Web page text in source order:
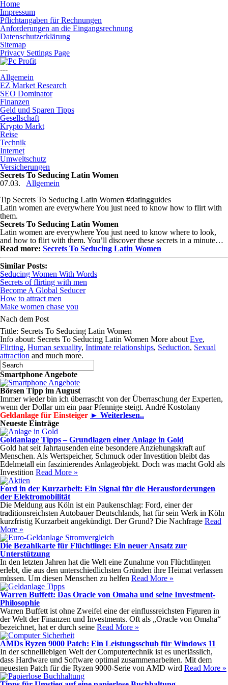
Home
Impressum
Pflichtangaben für Rechnungen
Anforderungen an die Eingangsrechnung
Datenschutzerklärung
Sitemap
Privacy Settings Page
---
Allgemein
EZ Market Research
SEO Dominator
Finanzen
Geld und Sparen Tipps
Gesellschaft
Krypto Markt
Reise
Technik
Internet
Umweltschutz
Versicherungen
Secrets To Seducing Latin Women
07.03.
Allgemein
Tip Secrets To Seducing Latin Women #datingguides
Latin women are everywhere You just need to know how to flirt with
them.
Secrets To Seducing Latin Women
Latin women are everywhere You just need to know where to look,
and how to flirt with them. You’ll discover these secrets in a minute…
Read more: Secrets To Seducing Latin Women
Similar Posts:
Seducing Women With Words
Secrets of flirting with men
Become A Global Seducer
How to attract men
Make women chase you
Nach dem Post
Tittle: Secrets To Seducing Latin Women
Info about: Secrets To Seducing Latin Women More about Eve,
Flirting, Human sexuality, Intimate relationships, Seduction, Sexual
attraction and much more.
Smartphone Angebote
Börsen Tipp im August
Immer wieder bin ich überrascht von der Überraschung der Experten,
wenn der Dollar um ein paar Pfennige steigt. André Kostolany
Geldanlage für Einsteiger ► Weiterlesen..
Neueste Einträge
Goldanlage Tipps – Grundlagen einer Anlage in Gold
Gold hat seit Jahrtausenden eine besondere Anziehungskraft auf
Menschen. Als Wertspeicher, Schmuck oder Investition bleibt das
Edelmetall ein faszinierendes Anlageobjekt. Doch was macht Gold als
Investition Read More »
Ford in der Kurzarbeit: Ein Signal für die Herausforderungen
der Elektromobilität
Die Meldung aus Köln ist ein Paukenschlag: Ford, einer der
traditionsreichsten Autobauer Deutschlands, hat für sein Werk in Köln
kurzfristig Kurzarbeit angekündigt. Der Grund? Die Nachfrage Read
More »
Die Bezahlkarte für Flüchtlinge: Ein neuer Ansatz zur
Unterstützung
In den letzten Jahren hat die Welt eine Zunahme von Flüchtlingen
erlebt, die aus den unterschiedlichsten Gründen ihre Heimat verlassen
müssen. Um diesen Menschen zu helfen Read More »
Warren Buffett: Das Oracle von Omaha und seine Investment-
Philosophie
Warren Buffett ist ohne Zweifel eine der einflussreichsten Figuren in
der Welt der Finanzen und Investments. Oft als „Oracle von Omaha“
bezeichnet, hat er durch seine Read More »
AMDs Ryzen 9000 Patch: Ein Leistungsschub für Windows 11
In der schnelllebigen Welt der Computertechnik ist es unerlässlich,
dass Hardware und Software optimal zusammenarbeiten. Mit dem
neuesten Patch für die Ryzen 9000-Serie von AMD wird Read More »